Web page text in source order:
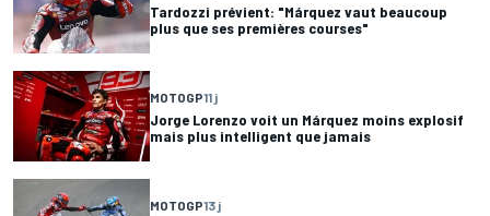
Tardozzi prévient: "Márquez vaut beaucoup
plus que ses premières courses"
MOTOGP11 j
Jorge Lorenzo voit un Márquez moins explosif
mais plus intelligent que jamais
MOTOGP13 j